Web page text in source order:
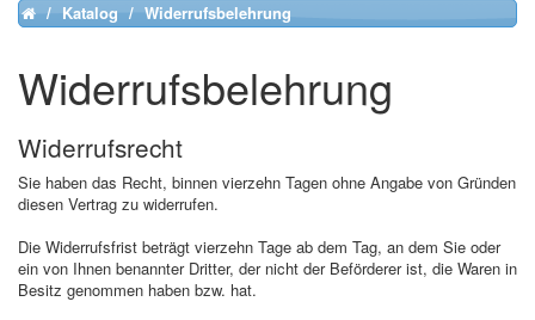
HomeKatalog Widerrufsbelehrung
Widerrufsbelehrung
Widerrufsrecht
Sie haben das Recht, binnen vierzehn Tagen ohne Angabe von Gründen
diesen Vertrag zu widerrufen.
Die Widerrufsfrist beträgt vierzehn Tage ab dem Tag, an dem Sie oder
ein von Ihnen benannter Dritter, der nicht der Beförderer ist, die Waren in
Besitz genommen haben bzw. hat.